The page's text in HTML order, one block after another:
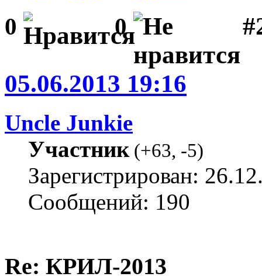
0 0
05.06.2013 19:16
Uncle Junkie
Участник(+63, -5)
Зарегистрирован:
Сообщений: 190
Re: КРИЛ-2013